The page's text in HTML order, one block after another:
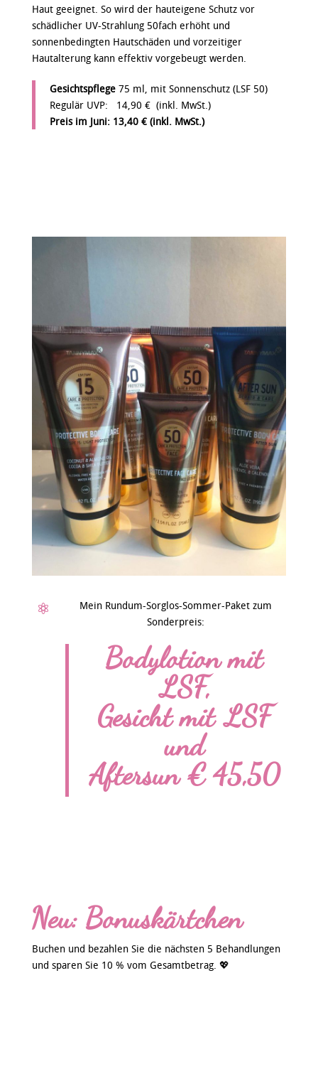
Haut geeignet. So wird der hauteigene Schutz vor
schädlicher UV-Strahlung 50fach erhöht und
sonnenbedingten Hautschäden und vorzeitiger
Hautalterung kann effektiv vorgebeugt werden.
Gesichtspflege75 ml, mit Sonnenschutz (LSF 50)
Regulär UVP: 14,90 € (inkl. MwSt.)
Preis im Juni: 13,40 € (inkl. MwSt.)

Mein Rundum-Sorglos-Sommer-Paket zum
Sonderpreis:
Bodylotion mit
LSF,
Gesicht mit LSF
und
Aftersun € 45,50
Neu: Bonuskärtchen
Buchen und bezahlen Sie die nächsten 5 Behandlungen
und sparen Sie 10 % vom Gesamtbetrag. 💖